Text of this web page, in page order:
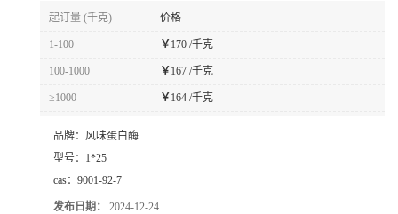
起订量 (千克) 价格
1-100 ￥ 170 /千克
100-1000 ￥ 167 /千克
≥1000 ￥ 164 /千克
品牌： 风味蛋白酶
型号： 1*25
cas： 9001-92-7
发布日期： 2024-12-24